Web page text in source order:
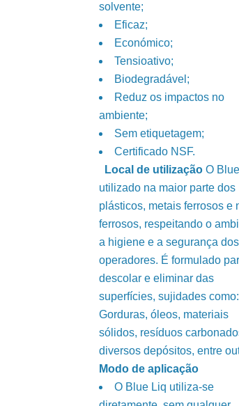
solvente;
Eficaz;
Económico;
Tensioativo;
Biodegradável;
Reduz os impactos no
ambiente;
Sem etiquetagem;
Certificado NSF.
Local de utilização O
utilizado na maior parte dos
plásticos, metais ferrosos e
ferrosos, respeitando o
a higiene e a segurança dos
operadores. É formulado
descolar e eliminar das
superfícies, sujidades como:
Gorduras, óleos, materiais
sólidos, resíduos
diversos depósitos, entre
Modo de aplicação
O Blue Liq utiliza-se